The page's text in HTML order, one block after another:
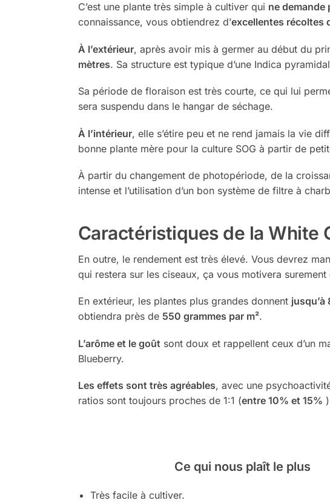
C’est une plante très simple à cultiver qui ne demande
connaissance, vous obtiendrez d’excellentes récoltes
À l’extérieur, après avoir mis à germer au début du
mètres. Sa structure est typique d’une Indica
Sa période de floraison est très courte, ce qui lui
sera suspendu dans le hangar de séchage.
À l’intérieur, elle s’étire peu et ne rend jamais la vie
bonne plante mère pour la culture SOG à partir de
À partir du changement de photopériode, de la
intense et l’utilisation d’un bon système de filtre à
Caractéristiques de la White
En outre, le rendement est très élevé. Vous devrez
qui restera sur les ciseaux, ça vous motivera
En extérieur, les plantes plus grandes donnent
obtiendra près de 550 grammes par m².
L’arôme et le goût sont doux et rappellent ceux d’un
Blueberry.
Les effets sont très agréables, avec une
ratios sont toujours proches de 1:1 (entre 10% et 15%
Ce qui nous plaît le plus
Très facile à cultiver.